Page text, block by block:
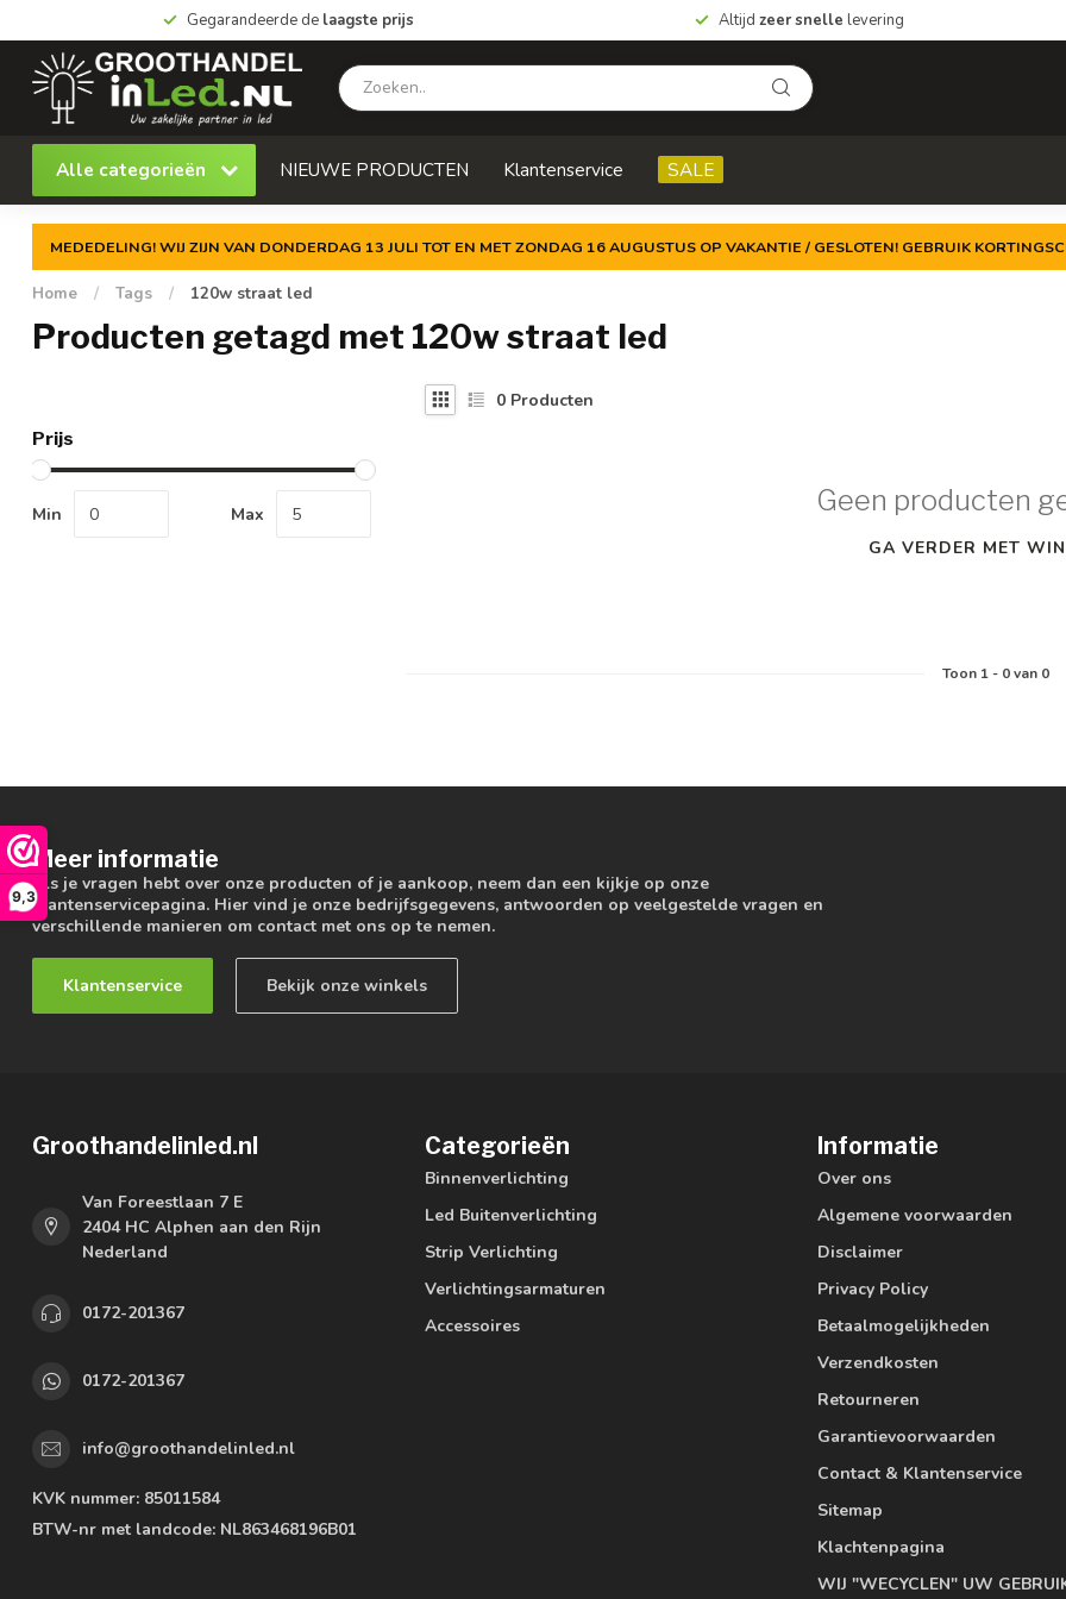
9,3
Gegarandeerde de laagste prijs Altijd zeer snelle levering
Alle categorieën NIEUWE PRODUCTEN Klantenservice SALE
MEDEDELING! WIJ ZIJN VAN DONDERDAG 13 JULI TOT EN MET ZONDAG 16 AUGUSTUS OP VAKANTIE / GESLOTEN! GEBRUIK
Home / Tags / 120w straat led
Producten getagd met 120w straat led
Prijs
Min Max
0 Producten
Geen producten
GA VERDER MET
Toon 1- 0van 0
Meer informatie
Als je vragen hebt over onze producten of je aankoop, neem dan een kijkje op onze
klantenservicepagina. Hier vind je onze bedrijfsgegevens, antwoorden op veelgestelde vragen en
verschillende manieren om contact met ons op te nemen.
Klantenservice Bekijk onze winkels
Groothandelinled.nl
Van Foreestlaan 7 E
2404 HC Alphen aan den Rijn
Nederland
0172-201367
0172-201367
info@groothandelinled.nl
KVK nummer: 85011584
BTW-nr met landcode: NL863468196B01
Categorieën
Binnenverlichting
Led Buitenverlichting
Strip Verlichting
Verlichtingsarmaturen
Accessoires
Informatie
Over ons
Algemene voorwaarden
Disclaimer
Privacy Policy
Betaalmogelijkheden
Verzendkosten
Retourneren
Garantievoorwaarden
Contact & Klantenservice
Sitemap
Klachtenpagina
WIJ "WECYCLEN" UW